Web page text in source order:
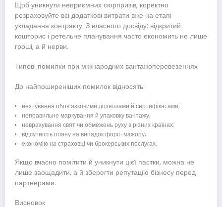
Щоб уникнути неприємних сюрпризів, коректно
розраховуйте всі додаткові витрати вже на етапі
укладання контракту. З власного досвіду: відкритий
кошторис і ретельне планування часто економить не лише
гроші, а й нерви.
Типові помилки при міжнародних вантажоперевезеннях
До найпоширеніших помилок відносять:
нехтування обов’язковими дозволами й сертифікатами;
неправильне маркування й упаковку вантажу;
неврахування свят чи обмежень руху в різних країнах;
відсутність плану на випадок форс-мажору;
економію на страховці чи брокерських послугах.
Якщо вчасно помітити й уникнути цієї пастки, можна не
лише заощадити, а й зберегти репутацію бізнесу перед
партнерами.
Висновок